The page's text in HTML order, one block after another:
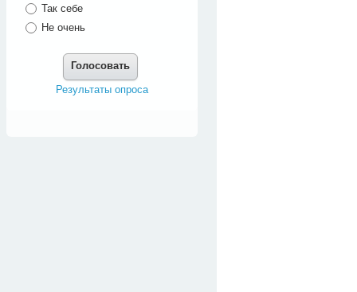
Так себе
Не очень
Голосовать
Результаты опроса